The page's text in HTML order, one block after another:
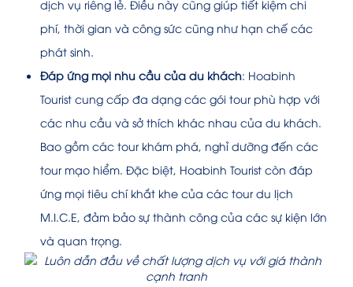
dịch vụ riêng lẻ. Điều này cũng giúp tiết kiệm chi
phí, thời gian và công sức cũng như hạn chế các
phát sinh.
Đáp ứng mọi nhu cầu của du khách: Hoabinh
Tourist cung cấp đa dạng các gói tour phù hợp với
các nhu cầu và sở thích khác nhau của du khách.
Bao gồm các tour khám phá, nghỉ dưỡng đến các
tour mạo hiểm. Đặc biệt, Hoabinh Tourist còn đáp
ứng mọi tiêu chí khắt khe của các tour du lịch
M.I.C.E, đảm bảo sự thành công của các sự kiện lớn
và quan trọng.